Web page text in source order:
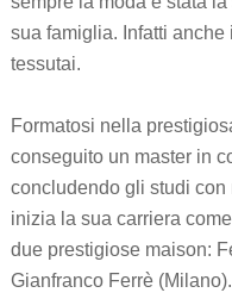
sua famiglia. Infatti
tessutai.
Formatosi nella
conseguito un master in
concludendo gli studi con
inizia la sua carriera
due prestigiose maison:
Gianfranco Ferrè (Milano).